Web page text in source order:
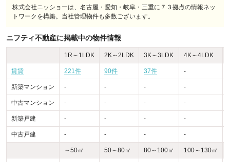
株式会社ニッショーは、名古屋・愛知・岐阜・三重に７３拠点の情報ネッ
トワークを構築。当社管理物件も多数ございます。
ニフティ不動産に掲載中の物件情報
1R～1LDK 2K～2LDK 3K～3LDK 4K～4LDK
賃貸 221件 90件 37件 -
新築マンション - - - -
中古マンション - - - -
新築戸建 - - - -
中古戸建 - - - -
～50㎡ 50～80㎡ 80～100㎡ 100～130㎡